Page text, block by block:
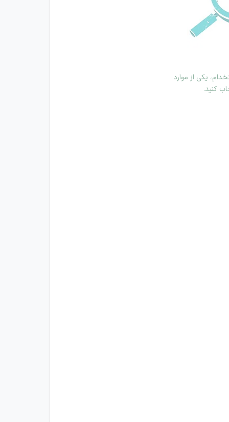
یکی از موارد
کنید.